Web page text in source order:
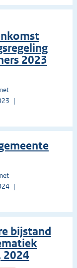
2023
bijstand
2024